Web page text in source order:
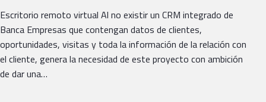
Escritorio remoto virtual Al no existir un CRM integrado de
Banca Empresas que contengan datos de clientes,
oportunidades, visitas y toda la información de la relación con
el cliente, genera la necesidad de este proyecto con ambición
de dar una…